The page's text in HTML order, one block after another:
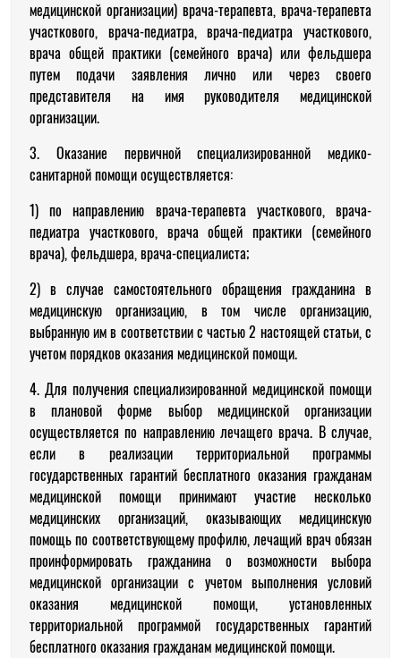
медицинской организации) врача-терапевта, врача-терапевта
участкового, врача-педиатра, врача-педиатра участкового,
врача общей практики (семейного врача) или фельдшера
путем подачи заявления лично или через своего
представителя на имя руководителя медицинской
организации.
3. Оказание первичной специализированной медико-
санитарной помощи осуществляется:
1) по направлению врача-терапевта участкового, врача-
педиатра участкового, врача общей практики (семейного
врача), фельдшера, врача-специалиста;
2) в случае самостоятельного обращения гражданина в
медицинскую организацию, в том числе организацию,
выбранную им в соответствии с частью 2 настоящей статьи, с
учетом порядков оказания медицинской помощи.
4. Для получения специализированной медицинской помощи
в плановой форме выбор медицинской организации
осуществляется по направлению лечащего врача. В случае,
если в реализации территориальной программы
государственных гарантий бесплатного оказания гражданам
медицинской помощи принимают участие несколько
медицинских организаций, оказывающих медицинскую
помощь по соответствующему профилю, лечащий врач обязан
проинформировать гражданина о возможности выбора
медицинской организации с учетом выполнения условий
оказания медицинской помощи, установленных
территориальной программой государственных гарантий
бесплатного оказания гражданам медицинской помощи.